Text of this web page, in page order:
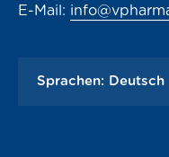
E-Mail:
Sprachen: Deutsch